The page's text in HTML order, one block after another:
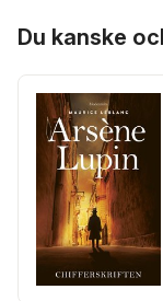
Du kanske